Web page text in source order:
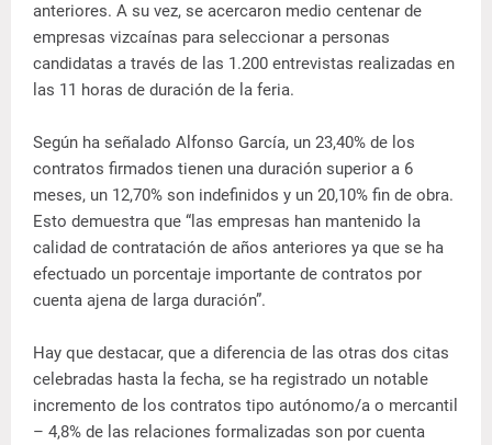
anteriores. A su vez, se acercaron medio centenar de
empresas vizcaínas para seleccionar a personas
candidatas a través de las 1.200 entrevistas realizadas en
las 11 horas de duración de la feria.
Según ha señalado Alfonso García, un 23,40% de los
contratos firmados tienen una duración superior a 6
meses, un 12,70% son indefinidos y un 20,10% fin de obra.
Esto demuestra que “las empresas han mantenido la
calidad de contratación de años anteriores ya que se ha
efectuado un porcentaje importante de contratos por
cuenta ajena de larga duración”.
Hay que destacar, que a diferencia de las otras dos citas
celebradas hasta la fecha, se ha registrado un notable
incremento de los contratos tipo autónomo/a o mercantil
– 4,8% de las relaciones formalizadas son por cuenta